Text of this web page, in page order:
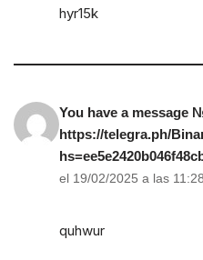
hyr15k
You have a message
https://telegra.ph/
el 19/02/2025 a las 11:28
quhwur